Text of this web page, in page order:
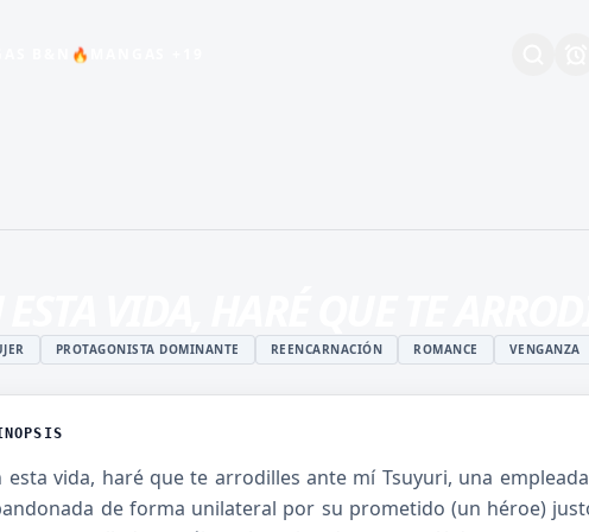
INDUSTRIA DEL
ENTRETENIMIENTO
ACCIÓN
ROSHIDERE
MANHWA
🔥
PROTAGONISTA DOMINANTE REENCARNACIÓN ROMANCE VENGANZA
esta vida, haré que te arrodilles ante mí Tsuyuri, una
de forma unilateral por su prometido (un héroe)